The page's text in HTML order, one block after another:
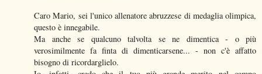
Caro Mario, sei l'unico allenatore abruzzese di medaglia olimpica,
questo è innegabile.
Ma anche se qualcuno talvolta se ne dimentica - o più
verosimilmente fa finta di dimenticarsene... - non c'è affatto
bisogno di ricordarglielo.